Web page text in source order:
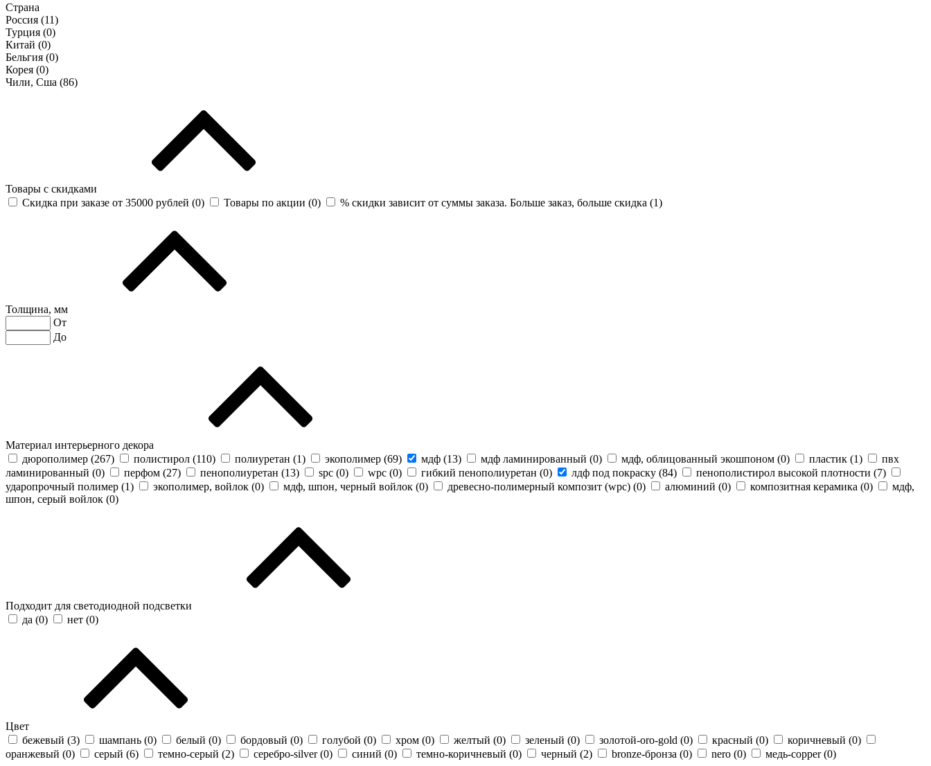
Страна
Россия (11)
Турция (0)
Китай (0)
Бельгия (0)
Корея (0)
Чили, Сша (86)
Товары с скидками
Скидка при заказе от 35000 рублей (0) Товары по акции (0) % скидки зависит от суммы заказа. Больше заказ, больше скидка (1)
Толщина, мм
От
До
Материал интерьерного декора
дюрополимер (267) полистирол (110) полиуретан (1) экополимер (69) мдф (13) мдф ламинированный (0) мдф, облицованный экошпоном (0) пластик (1)
пвх
ламинированный (0) перфом (27) пенополиуретан (13) spc (0) wpc (0) гибкий пенополиуретан (0) лдф под покраску (84) пенополистирол высокой плотности (7)
ударопрочный полимер (1) экополимер, войлок (0) мдф, шпон, черный войлок (0) древесно-полимерный композит (wpc) (0) алюминий (0) композитная керамика (0)
мдф,
шпон, серый войлок (0)
Подходит для светодиодной подсветки
да (0) нет (0)
Цвет
бежевый (3) шампань (0) белый (0) бордовый (0) голубой (0) хром (0) желтый (0) зеленый (0) золотой-oro-gold (0) красный (0) коричневый (0)
оранжевый (0) серый (6) темно-серый (2) серебро-silver (0) синий (0) темно-коричневый (0) черный (2) bronze-бронза (0) nero (0) медь-copper (0)